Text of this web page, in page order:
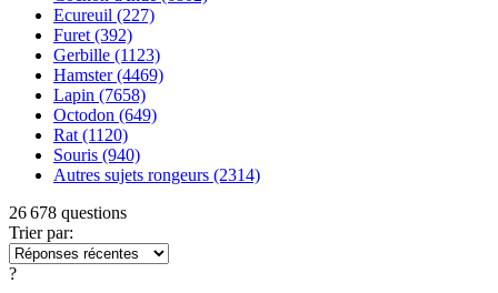
Ecureuil (227)
Furet (392)
Gerbille (1123)
Hamster(4469)
Lapin (7658)
Octodon (649)
Rat (1120)
Souris (940)
Autres sujets rongeurs (2314)
26 678 questions
Trier par:
?